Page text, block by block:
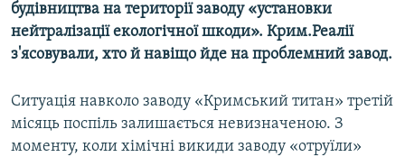
будівництва на території заводу «установки
нейтралізації екологічної шкоди». Крим.Реалії
з'ясовували, хто й навіщо йде на проблемний завод.
Ситуація навколо заводу «Кримський титан» третій
місяць поспіль залишається невизначеною. З
моменту, коли хімічні викиди заводу «отруїли»